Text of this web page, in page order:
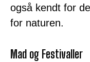
også kendt for
for naturen.
Mad og Festivaller